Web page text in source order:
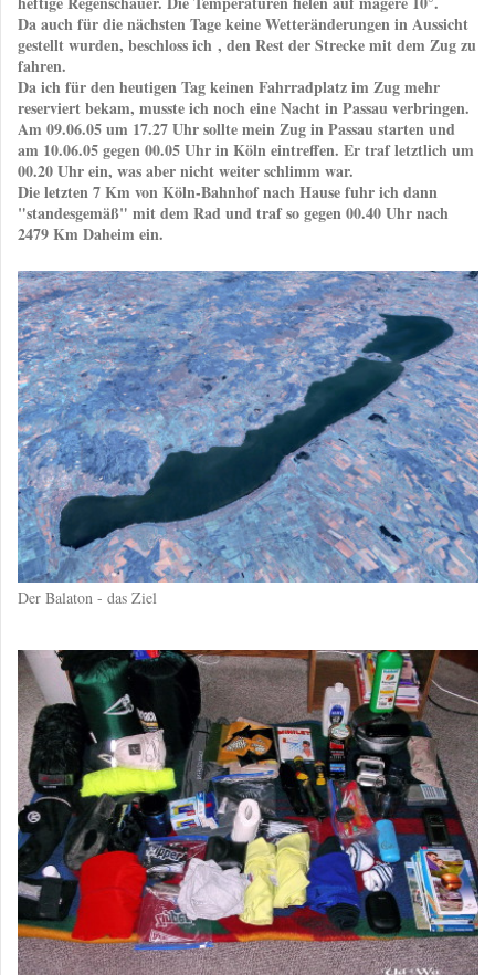
Da auch für die nächsten Tage keine Wetteränderungen in Aussicht
gestellt wurden, beschloss ich , den Rest der Strecke mit dem Zug zu
fahren.
Da ich für den heutigen Tag keinen Fahrradplatz im Zug mehr
reserviert bekam, musste ich noch eine Nacht in Passau verbringen.
Am 09.06.05 um 17.27 Uhr sollte mein Zug in Passau starten und
am 10.06.05 gegen 00.05 Uhr in Köln eintreffen. Er traf letztlich um
00.20 Uhr ein, was aber nicht weiter schlimm war.
Die letzten 7 Km von Köln-Bahnhof nach Hause fuhr ich dann
"standesgemäß" mit dem Rad und traf so gegen 00.40 Uhr nach
2479 Km Daheim ein.
Der Balaton - das Ziel